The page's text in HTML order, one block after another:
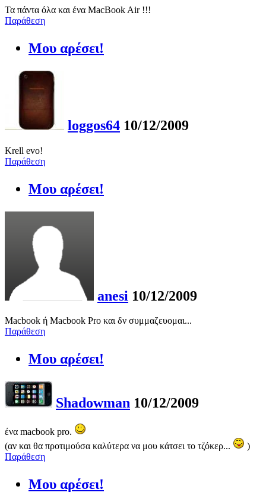
Τα πάντα όλα και ένα MacBook Air !!!
Παράθεση
Μου αρέσει!
loggos64 10/12/2009
Krell evo!
Παράθεση
Μου αρέσει!
anesi 10/12/2009
Macbook ή Macbook Pro και δν συμμαζευομαι...
Παράθεση
Μου αρέσει!
Shadowman 10/12/2009
ένα macbook pro.
(αν και θα προτιμούσα καλύτερα να μου κάτσει το τζόκερ...
)
Παράθεση
Μου αρέσει!